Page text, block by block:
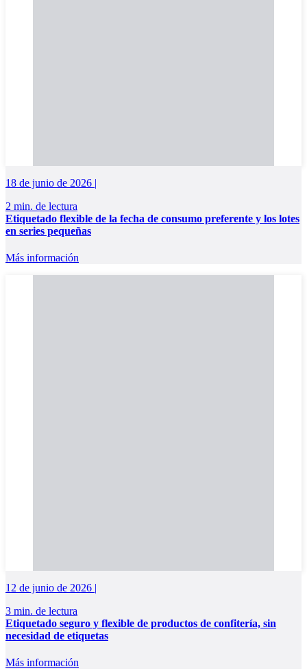
18 de junio de 2026 |
2 min. de lectura
Etiquetado flexible de la fecha de consumo preferente y los lotes
en series pequeñas
Más información
12 de junio de 2026 |
3 min. de lectura
Etiquetado seguro y flexible de productos de confitería, sin
necesidad de etiquetas
Más información